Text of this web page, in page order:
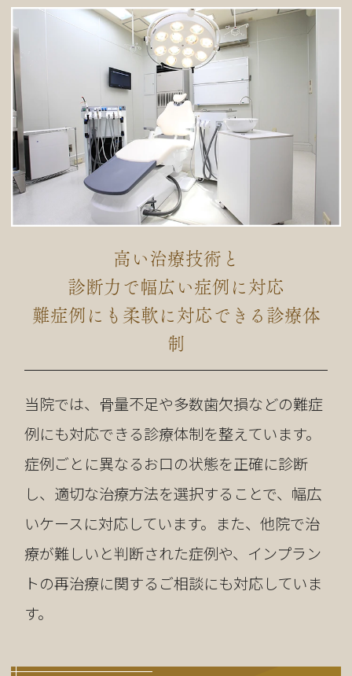
高い治療技術と
診断力で幅広い症例に対応
難症例にも柔軟に対応できる診療体
制
当院では、骨量不足や多数歯欠損などの難症
例にも対応できる診療体制を整えています。
症例ごとに異なるお口の状態を正確に診断
し、適切な治療方法を選択することで、幅広
いケースに対応しています。また、他院で治
療が難しいと判断された症例や、インプラン
トの再治療に関するご相談にも対応していま
す。